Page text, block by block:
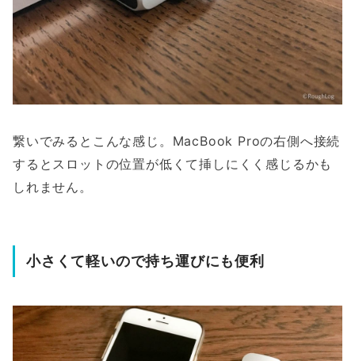
繋いでみるとこんな感じ。MacBook Proの右側へ接続
するとスロットの位置が低くて挿しにくく感じるかも
しれません。
小さくて軽いので持ち運びにも便利